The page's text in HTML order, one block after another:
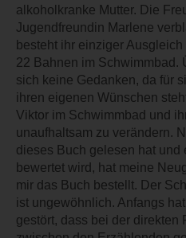
alkoholkranke Mutter. Die
Jugendfreundin Marlene
besteht ihr einziger
22 Bahnen im Schwimmbad.
sich keine Gedanken, da für
ihren eigenen Wünschen
Viktor im Schwimmbad und
unaufhaltsam zu verändern.
dieses Buch gelesen hat und
bewertet wird, hat meine
mir das Buch bestellt. Der
ist ungewöhnlich. Anfangs
gestört, dass bei der direkten